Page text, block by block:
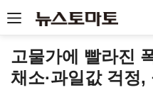
고물가에 빨라진
채소·과일값 걱정,